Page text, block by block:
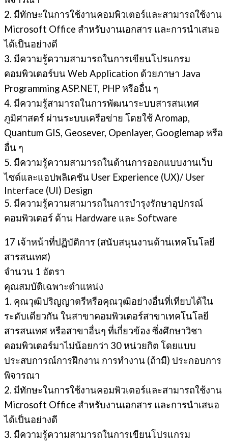
2. มีทักษะในการใช้งานคอมพิวเตอร์และสามารถใช้งาน
Microsoft Office สําหรับงานเอกสาร และการนําเสนอ
ได้เป็นอย่างดี
3. มีความรู้ความสามารถในการเขียนโปรแกรม
คอมพิวเตอร์บน Web Application ด้วยภาษา Java
Programming ASP.NET, PHP หรืออื่น ๆ
4. มีความรู้สามารถในการพัฒนาระบบสารสนเทศ
ภูมิศาสตร์ ผ่านระบบเครือข่าย โดยใช้ Aromap,
Quantum GIS, Geosever, Openlayer, Googlemap หรือ
อื่น ๆ
5. มีความรู้ความสามารถในด้านการออกแบบงานเว็บ
ไซด์และแอปพลิเคชัน User Experience (UX)/ User
Interface (UI) Design
5. มีความรู้ความสามารถในการบํารุงรักษาอุปกรณ์
คอมพิวเตอร์ ด้าน Hardware และ Software
17 เจ้าหน้าที่ปฏิบัติการ (สนับสนุนงานด้านเทคโนโลยี
สารสนเทศ)
จํานวน 1 อัตรา
คุณสมบัติเฉพาะตำแหน่ง
1. คุณวุฒิปริญญาตรีหรือคุณวุฒิอย่างอื่นที่เทียบได้ใน
ระดับเดียวกัน ในสาขาคอมพิวเตอร์สาขาเทคโนโลยี
สารสนเทศ หรือสาขาอื่นๆ ที่เกี่ยวข้อง ซึ่งศึกษาวิชา
คอมพิวเตอร์มาไม่น้อยกว่า 30 หน่วยกิต โดยแบบ
ประสบการณ์การฝึกงาน การทํางาน (ถ้ามี) ประกอบการ
พิจารณา
2. มีทักษะในการใช้งานคอมพิวเตอร์และสามารถใช้งาน
Microsoft Office สําหรับงานเอกสาร และการนําเสนอ
ได้เป็นอย่างดี
3. มีความรู้ความสามารถในการเขียนโปรแกรม